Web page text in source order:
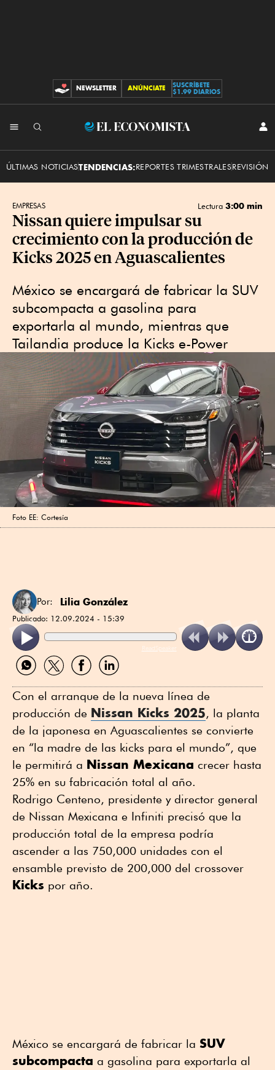
CONTRIBUCIONES
NEWSLETTER ANÚNCIATE
SUSCRÍBETE
$1.99 DIARIOS
El
ÚLTIMAS NOTICIASTENDENCIAS:REPORTES TRIMESTRALESREVISIÓN
EMPRESAS Lectura 3:00 min
Nissan quiere impulsar su
crecimiento con la producción de
Kicks 2025 en Aguascalientes
México se encargará de fabricar la SUV
subcompacta a gasolina para
exportarla al mundo, mientras que
Tailandia produce la Kicks e-Power
Foto EE: Cortesía
Por: Lilia González
Publicado: 12.09.2024 - 15:39
ReadSpeaker
Compartir
por
Compartir
por
Compartir
por
Compartir
por
Con el arranque de la nueva línea de
producción de Nissan Kicks 2025, la planta
de la japonesa en Aguascalientes se convierte
en “la madre de las kicks para el mundo”, que
le permitirá a Nissan Mexicana crecer hasta
25% en su fabricación total al año.
Rodrigo Centeno, presidente y director general
de Nissan Mexicana e Infiniti precisó que la
producción total de la empresa podría
ascender a las 750,000 unidades con el
ensamble previsto de 200,000 del crossover
Kicks por año.
México se encargará de fabricar la SUV
subcompacta a gasolina para exportarla al